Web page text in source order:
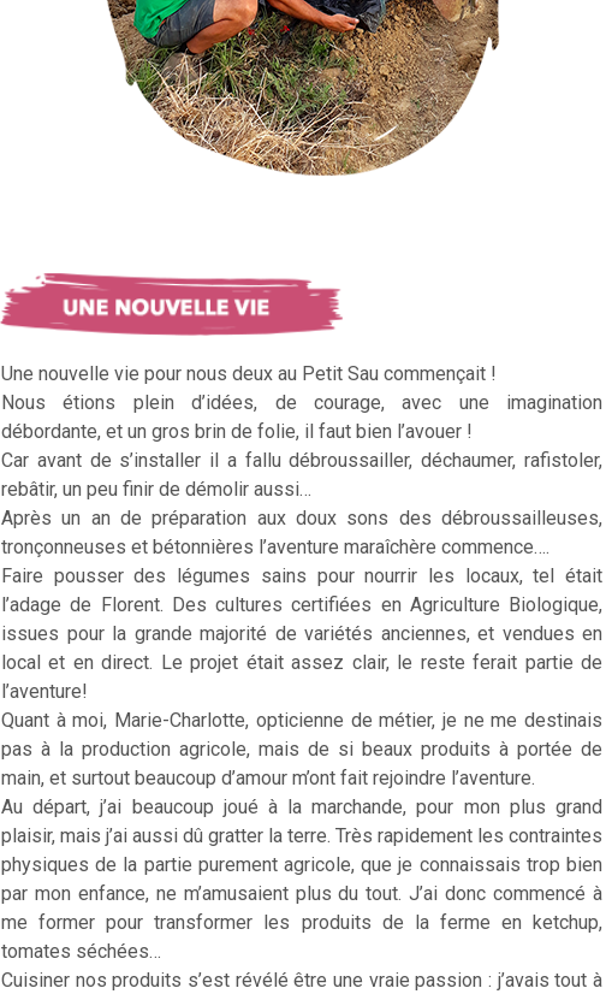
Une nouvelle vie pour nous deux au Petit Sau commençait !
Nous étions plein d’idées, de courage, avec une imagination
débordante, et un gros brin de folie, il faut bien l’avouer !
Car avant de s’installer il a fallu débroussailler, déchaumer, rafistoler,
rebâtir, un peu finir de démolir aussi…
Après un an de préparation aux doux sons des débroussailleuses,
tronçonneuses et bétonnières l’aventure maraîchère commence….
Faire pousser des légumes sains pour nourrir les locaux, tel était
l’adage de Florent. Des cultures certifiées en Agriculture Biologique,
issues pour la grande majorité de variétés anciennes, et vendues en
local et en direct. Le projet était assez clair, le reste ferait partie de
l’aventure!
Quant à moi, Marie-Charlotte, opticienne de métier, je ne me destinais
pas à la production agricole, mais de si beaux produits à portée de
main, et surtout beaucoup d’amour m’ont fait rejoindre l’aventure.
Au départ, j’ai beaucoup joué à la marchande, pour mon plus grand
plaisir, mais j’ai aussi dû gratter la terre. Très rapidement les contraintes
physiques de la partie purement agricole, que je connaissais trop bien
par mon enfance, ne m’amusaient plus du tout. J’ai donc commencé à
me former pour transformer les produits de la ferme en ketchup,
tomates séchées…
Cuisiner nos produits s’est révélé être une vraie passion : j’avais tout à